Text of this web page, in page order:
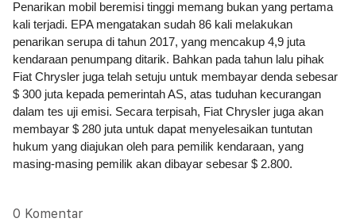
Penarikan mobil beremisi tinggi memang bukan yang pertama
kali terjadi. EPA mengatakan sudah 86 kali melakukan
penarikan serupa di tahun 2017, yang mencakup 4,9 juta
kendaraan penumpang ditarik. Bahkan pada tahun lalu pihak
Fiat Chrysler juga telah setuju untuk membayar denda sebesar
$ 300 juta kepada pemerintah AS, atas tuduhan kecurangan
dalam tes uji emisi. Secara terpisah, Fiat Chrysler juga akan
membayar $ 280 juta untuk dapat menyelesaikan tuntutan
hukum yang diajukan oleh para pemilik kendaraan, yang
masing-masing pemilik akan dibayar sebesar $ 2.800.
0 Komentar